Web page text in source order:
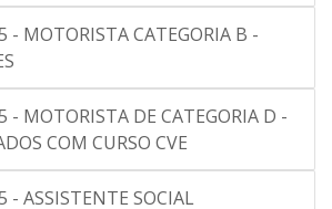
- MOTORISTA CATEGORIA B -
- MOTORISTA DE CATEGORIA D -
COM CURSO CVE
- ASSISTENTE SOCIAL